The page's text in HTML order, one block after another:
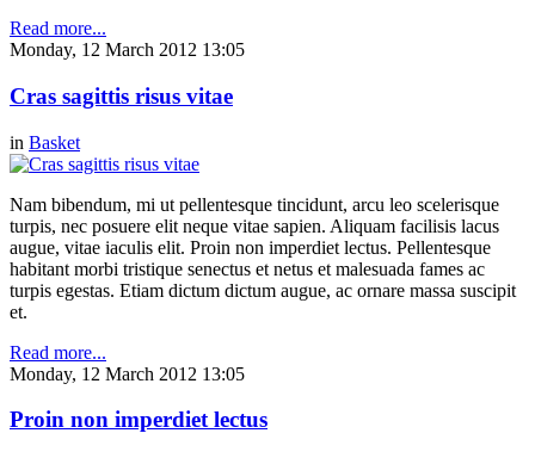
Read more...
Monday, 12 March 2012 13:05
Cras sagittis risus vitae
in Basket
Nam bibendum, mi ut pellentesque tincidunt, arcu leo scelerisque
turpis, nec posuere elit neque vitae sapien. Aliquam facilisis lacus
augue, vitae iaculis elit. Proin non imperdiet lectus. Pellentesque
habitant morbi tristique senectus et netus et malesuada fames ac
turpis egestas. Etiam dictum dictum augue, ac ornare massa suscipit
et.
Read more...
Monday, 12 March 2012 13:05
Proin non imperdiet lectus